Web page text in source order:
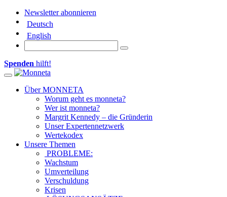
Newsletter abonnieren
Deutsch
English
Spenden hilft!
Toggle navigation
Über MONNETA
Worum geht es monneta?
Wer ist monneta?
Margrit Kennedy – die Gründerin
Unser Expertennetzwerk
Wertekodex
Unsere Themen
PROBLEME:
Wachstum
Umverteilung
Verschuldung
Krisen